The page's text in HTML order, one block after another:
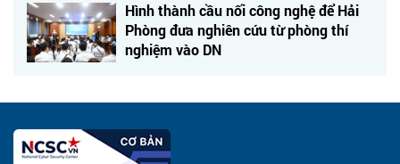
Hình thành cầu nối công nghệ để Hải
Phòng đưa nghiên cứu từ phòng thí
nghiệm vào DN